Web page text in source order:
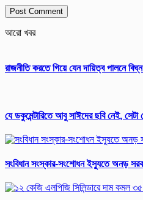
আরো খবর
রাজনীতি করতে গিয়ে যেন দায়িত্ব পালনে
যে ডকুমেন্টারিতে আবু সাঈদের ছবি নেই, সেটা
সংবিধান সংস্কার-সংশোধন ইস্যুতে অনড়